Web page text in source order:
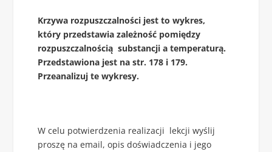
Krzywa rozpuszczalności jest to wykres,
który przedstawia zależność pomiędzy
rozpuszczalnością substancji a temperaturą.
Przedstawiona jest na str. 178 i 179.
Przeanalizuj te wykresy.
W celu potwierdzenia realizacji lekcji wyślij
proszę na email, opis doświadczenia i jego